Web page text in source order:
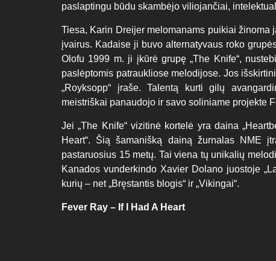
paslaptingu būdu skambėjo viliojančiai,
Tiesa, Karin Dreijer melomanams puikiai
įvairus. Kadaise ji buvo alternatyvaus roko
Olofu 1999 m. ji įkūrė grupę „The Knife“,
paslėptomis patraukliose melodijose. Jos
„Royksopp“ įraše. Talentą kurti gilų
meistriškai panaudojo ir savo soliniame projekte
Jei „The Knife“ vizitinė kortelė yra daina
Heart“. Šią šamanišką dainą žurnalas NME
pastaruosius 15 metų. Tai viena tų unikalių
Kanados vunderkindo Xavier Dolano juostoje
kurių – net „Bręstantis blogis“ ir „Vikingai“.
Fever Ray – If I Had A Heart